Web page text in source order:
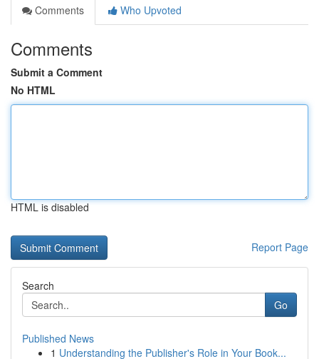
Comments
Who Upvoted
Comments
Submit a Comment
No HTML
HTML is disabled
Report Page
Search
Go
Published News
1 Understanding the Publisher's Role in Your Book...